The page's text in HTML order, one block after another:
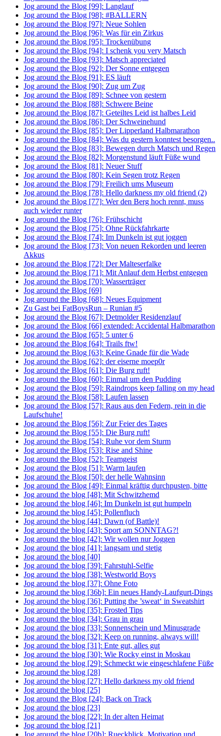
Jog around the Blog [99]: Langlauf
Jog around the Blog [98]: #BALLERN
Jog around the Blog [97]: Neue Sohlen
Jog around the Blog [96]: Was für ein Zirkus
Jog around the Blog [95]: Trockenübung
Jog around the Blog [94]: I schenk you very Matsch
Jog around the Blog [93]: Matsch appreciated
Jog around the Blog [92]: Der Sonne entgegen
Jog around the Blog [91]: ES läuft
Jog around the Blog [90]: Zug um Zug
Jog around the Blog [89]: Schnee von gestern
Jog around the Blog [88]: Schwere Beine
Jog around the Blog [87]: Geteiltes Leid ist halbes Leid
Jog around the Blog [86]: Der Schweinehund
Jog around the Blog [85]: Der Lipperland Halbmarathon
Jog around the Blog [84]: Was du gestern konntest besorgen..
Jog around the Blog [83]: Bewegen durch Matsch und Regen
Jog around the Blog [82]: Morgenstund läuft Füße wund
Jog around the Blog [81]: Neuer Stuff
Jog around the Blog [80]: Kein Segen trotz Regen
Jog around the Blog [79]: Freilich ums Museum
Jog around the Blog [78]: Hello darkness my old friend (2)
Jog around the Blog [77]: Wer den Berg hoch rennt, muss
auch wieder runter
Jog around the Blog [76]: Frühschicht
Jog around the Blog [75]: Ohne Rückfahrkarte
Jog around the Blog [74]: Im Dunkeln ist gut joggen
Jog around the Blog [73]: Von neuen Rekorden und leeren
Akkus
Jog around the Blog [72]: Der Malteserfalke
Jog around the Blog [71]: Mit Anlauf dem Herbst entgegen
Jog around the Blog [70]: Wasserträger
Jog around the Blog [69]
Jog around the Blog [68]: Neues Equipment
Zu Gast bei FatBoysRun – Runian #5
Jog around the Blog [67]: Detmolder Residenzlauf
Jog around the Blog [66] extended: Accidental Halbmarathon
Jog around the Blog [65]: 5 unter 6
Jog around the Blog [64]: Trails ftw!
Jog around the Blog [63]: Keine Gnade für die Wade
Jog around the Blog [62]: der eiserne moep0r
Jog around the Blog [61]: Die Burg ruft!
Jog around the Blog [60]: Einmal um den Pudding
Jog around the Blog [59]: Raindrops keep falling on my head
Jog around the Blog [58]: Laufen lassen
Jog around the Blog [57]: Raus aus den Federn, rein in die
Laufschuhe!
Jog around the Blog [56]: Zur Feier des Tages
Jog around the Blog [55]: Die Burg ruft!
Jog around the Blog [54]: Ruhe vor dem Sturm
Jog around the Blog [53]: Rise and Shine
Jog around the Blog [52]: Teamgeist
Jog around the Blog [51]: Warm laufen
Jog around the Blog [50]: der helle Wahnsinn
Jog around the Blog [49]: Einmal kräftig durchpusten, bitte
Jog around the blog [48]: Mit Schwitzhemd
Jog around the blog [46]: Im Dunkeln ist gut humpeln
Jog around the blog [45]: Pollenfluch
Jog around the blog [44]: Dawn (of Battle)!
Jog around the blog [43]: Sport am SONNTAG?!
Jog around the blog [42]: Wir wollen nur Joggen
Jog around the blog [41]: langsam und stetig
Jog around the blog [40]
Jog around the blog [39]: Fahrstuhl-Selfie
Jog around the blog [38]: Westworld Boys
Jog around the blog [37]: Ohne Foto
Jog around the blog [36b]: Ein neues Handy-Laufgurt-Dings
Jog around the blog [36]: Putting the ’sweat‘ in Sweatshirt
Jog around the blog [35]: Frosted Tips
Jog around the blog [34]: Grau in grau
Jog around the blog [33]: Sonnenschein und Minusgrade
Jog around the blog [32]: Keep on running, always will!
Jog around the blog [31]: Ente gut, alles gut
Jog around the blog [30]: Wie Rocky einst in Moskau
Jog around the blog [29]: Schmeckt wie eingeschlafene Füße
Jog around the blog [28]
Jog around the blog [27]: Hello darkness my old friend
Jog around the blog [25]
Jog around the Blog [24]: Back on Track
Jog around the blog [23]
Jog around the blog [22]: In der alten Heimat
Jog around the blog [21]
Jog around the blog [20b]: Rueckblick, Motivation und